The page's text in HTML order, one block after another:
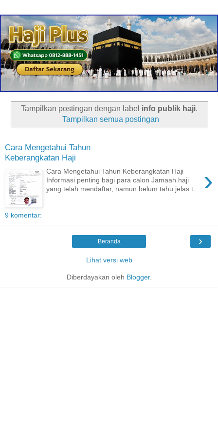
Tampilkan postingan dengan label info publik haji.
Tampilkan semua postingan
Cara Mengetahui Tahun
Keberangkatan Haji
›
Cara Mengetahui Tahun Keberangkatan Haji
Informasi penting bagi para calon Jamaah haji
yang telah mendaftar, namun belum tahu jelas t...
9 komentar:
›
Beranda
Lihat versi web
Diberdayakan oleh Blogger.